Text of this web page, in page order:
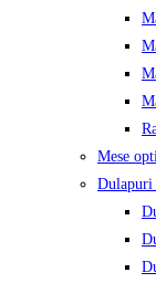
Mese
Dulapuri